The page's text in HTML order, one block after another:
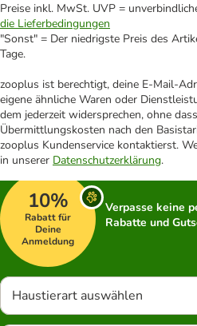
Preise inkl. MwSt. UVP =
die Lieferbedingungen
"Sonst" = Der niedrigste Preis des
Tage.
zooplus ist berechtigt, deine E-Mail-
eigene ähnliche Waren oder
dem jederzeit widersprechen, ohne
Übermittlungskosten nach den
zooplus Kundenservice kontaktierst.
in unserer Datenschutzerklärung.
10%
Rabatt für
Deine
Anmeldung
Verpasse keine
Rabatte und
Haustierart auswählen